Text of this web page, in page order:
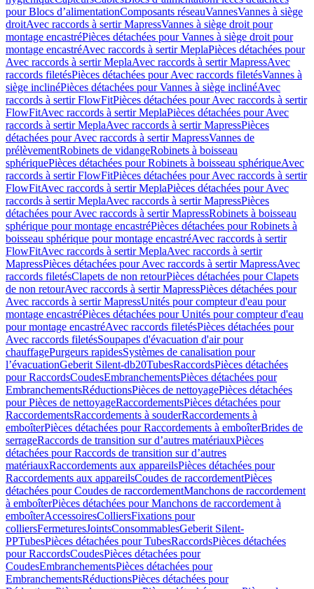
pour Blocs d’alimentationComposants réseauVannesVannes à siège
droitAvec raccords à sertir MapressVannes à siège droit pour
montage encastréPièces détachées pour Vannes à siège droit pour
montage encastréAvec raccords à sertir MeplaPièces détachées pour
Avec raccords à sertir MeplaAvec raccords à sertir MapressAvec
raccords filetésPièces détachées pour Avec raccords filetésVannes à
siège inclinéPièces détachées pour Vannes à siège inclinéAvec
raccords à sertir FlowFitPièces détachées pour Avec raccords à sertir
FlowFitAvec raccords à sertir MeplaPièces détachées pour Avec
raccords à sertir MeplaAvec raccords à sertir MapressPièces
détachées pour Avec raccords à sertir MapressVannes de
prélèvementRobinets de vidangeRobinets à boisseau
sphériquePièces détachées pour Robinets à boisseau sphériqueAvec
raccords à sertir FlowFitPièces détachées pour Avec raccords à sertir
FlowFitAvec raccords à sertir MeplaPièces détachées pour Avec
raccords à sertir MeplaAvec raccords à sertir MapressPièces
détachées pour Avec raccords à sertir MapressRobinets à boisseau
sphérique pour montage encastréPièces détachées pour Robinets à
boisseau sphérique pour montage encastréAvec raccords à sertir
FlowFitAvec raccords à sertir MeplaAvec raccords à sertir
MapressPièces détachées pour Avec raccords à sertir MapressAvec
raccords filetésClapets de non retourPièces détachées pour Clapets
de non retourAvec raccords à sertir MapressPièces détachées pour
Avec raccords à sertir MapressUnités pour compteur d'eau pour
montage encastréPièces détachées pour Unités pour compteur d'eau
pour montage encastréAvec raccords filetésPièces détachées pour
Avec raccords filetésSoupapes d'évacuation d'air pour
chauffagePurgeurs rapidesSystèmes de canalisation pour
l’évacuationGeberit Silent-db20TubesRaccordsPièces détachées
pour RaccordsCoudesEmbranchementsPièces détachées pour
EmbranchementsRéductionsPièces de nettoyagePièces détachées
pour Pièces de nettoyageRaccordementsPièces détachées pour
RaccordementsRaccordements à souderRaccordements à
emboîterPièces détachées pour Raccordements à emboîterBrides de
serrageRaccords de transition sur d’autres matériauxPièces
détachées pour Raccords de transition sur d’autres
matériauxRaccordements aux appareilsPièces détachées pour
Raccordements aux appareilsCoudes de raccordementPièces
détachées pour Coudes de raccordementManchons de raccordement
à emboîterPièces détachées pour Manchons de raccordement à
emboîterAccessoiresColliersFixations pour
colliersFermeturesJointsConsommablesGeberit Silent-
PPTubesPièces détachées pour TubesRaccordsPièces détachées
pour RaccordsCoudesPièces détachées pour
CoudesEmbranchementsPièces détachées pour
EmbranchementsRéductionsPièces détachées pour